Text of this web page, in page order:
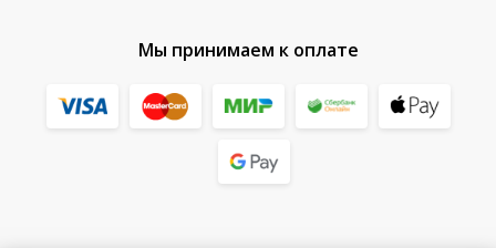
Мы принимаем к оплате